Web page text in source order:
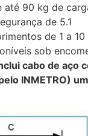
até 90 kg de
de 5.1
de 1 a
sob
cabo de aço
INMETRO)